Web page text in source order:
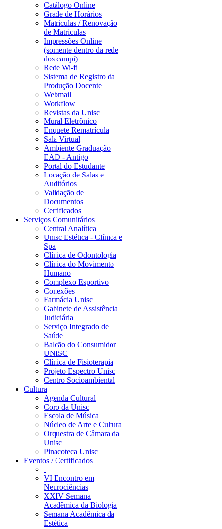
Catálogo Online
Grade de Horários
Matriculas / Renovação
de Matriculas
Impressões Online
(somente dentro da rede
dos campi)
Rede Wi-fi
Sistema de Registro da
Produção Docente
Webmail
Workflow
Revistas da Unisc
Mural Eletrônico
Enquete Rematrícula
Sala Virtual
Ambiente Graduação
EAD - Antigo
Portal do Estudante
Locação de Salas e
Auditórios
Validação de
Documentos
Certificados
Serviços Comunitários
Central Analítica
Unisc Estética - Clínica e
Spa
Clínica de Odontologia
Clínica do Movimento
Humano
Complexo Esportivo
Conexões
Farmácia Unisc
Gabinete de Assistência
Judiciária
Serviço Integrado de
Saúde
Balcão do Consumidor
UNISC
Clínica de Fisioterapia
Projeto Espectro Unisc
Centro Socioambiental
Cultura
Agenda Cultural
Coro da Unisc
Escola de Música
Núcleo de Arte e Cultura
Orquestra de Câmara da
Unisc
Pinacoteca Unisc
Eventos / Certificados
VI Encontro em
Neurociências
XXIV Semana
Acadêmica da Biologia
Semana Acadêmica da
Estética